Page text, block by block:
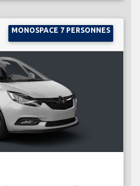
MONOSPACE 7 PERSONNES